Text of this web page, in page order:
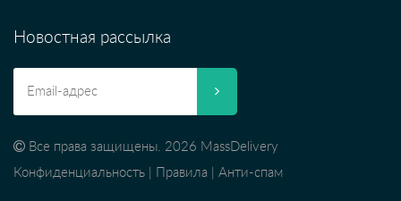
Новостная рассылка
Все права защищены. 2026 MassDelivery
Конфиденциальность
Правила Анти-спам